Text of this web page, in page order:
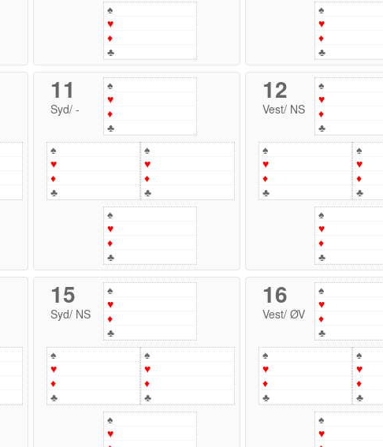
♠
♥
♦
♣
♠
♥
♦
♣
11
Syd/ -
♠
♥
♦
♣
♠
♥
♦
♣
♠
♥
♦
♣
♠
♥
♦
♣
12
Vest/ NS
♠
♥
♦
♣
♠
♥
♦
♣
♠
♥
♦
♣
♠
♥
♦
♣
15
Syd/ NS
♠
♥
♦
♣
♠
♥
♦
♣
♠
♥
♦
♣
♠
♥
16
Vest/ ØV
♠
♥
♦
♣
♠
♥
♦
♣
♠
♥
♦
♣
♠
♥